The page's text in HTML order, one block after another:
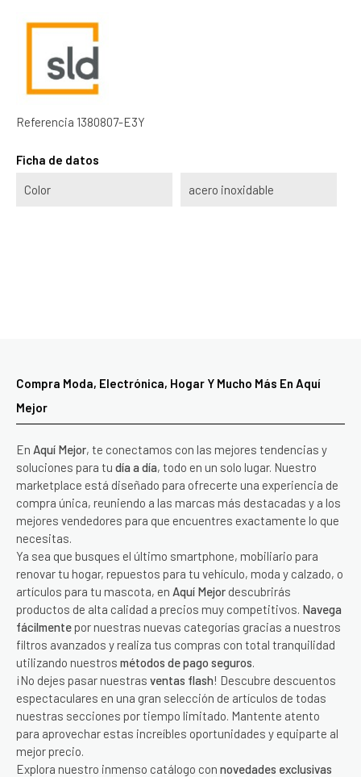
Referencia 1380807-E3Y
Ficha de datos
Color acero inoxidable
Compra Moda, Electrónica, Hogar Y Mucho Más En Aquí
Mejor
En Aquí Mejor, te conectamos con las mejores tendencias y
soluciones para tu día a día, todo en un solo lugar. Nuestro
marketplace está diseñado para ofrecerte una experiencia de
compra única, reuniendo a las marcas más destacadas y a los
mejores vendedores para que encuentres exactamente lo que
necesitas.
Ya sea que busques el último smartphone, mobiliario para
renovar tu hogar, repuestos para tu vehículo, moda y calzado, o
artículos para tu mascota, en Aquí Mejor descubrirás
productos de alta calidad a precios muy competitivos. Navega
fácilmente por nuestras nuevas categorías gracias a nuestros
filtros avanzados y realiza tus compras con total tranquilidad
utilizando nuestros métodos de pago seguros.
¡No dejes pasar nuestras ventas flash! Descubre descuentos
espectaculares en una gran selección de artículos de todas
nuestras secciones por tiempo limitado. Mantente atento
para aprovechar estas increíbles oportunidades y equiparte al
mejor precio.
Explora nuestro inmenso catálogo con novedades exclusivas